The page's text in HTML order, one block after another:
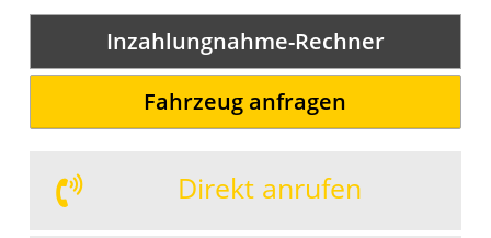
Inzahlungnahme-Rechner
Fahrzeug anfragen
Direkt anrufen